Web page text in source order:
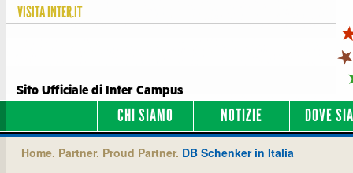
VISITAINTER.IT
Sito Ufficiale di Inter Campus
CHI SIAMO NOTIZIE DOVE
Home. Partner. Proud Partner. DB Schenker in Italia